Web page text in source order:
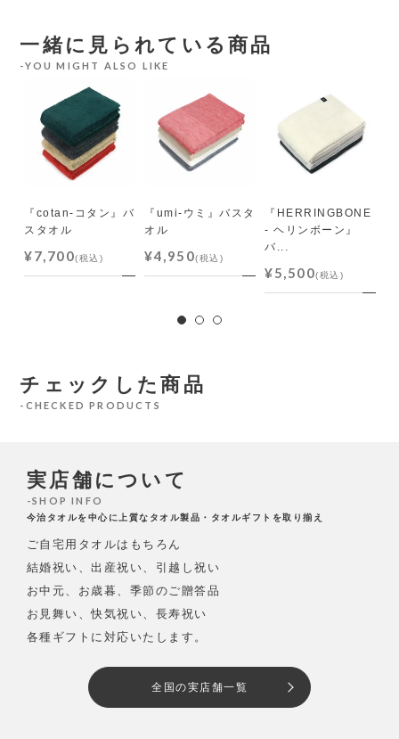
一緒に見られている商品
YOU MIGHT ALSO LIKE
『cotan-コタン』バ
スタオル
¥7,700(税込)
『umi-ウミ』バスタ
オル
¥4,950(税込)
『HERRINGBONE
- ヘリンボーン』
バ...
¥5,500(税込)
チェックした商品
CHECKED PRODUCTS
実店舗について
SHOP INFO
今治タオルを中心に上質なタオル製品・タオルギフトを取り揃え
ご自宅用タオルはもちろん
結婚祝い、出産祝い、引越し祝い
お中元、お歳暮、季節のご贈答品
お見舞い、快気祝い、長寿祝い
各種ギフトに対応いたします。
全国の実店舗一覧